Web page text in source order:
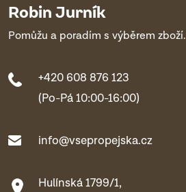
Robin Jurník
Pomůžu a poradím s výběrem zboží.
+420 608 876 123
(Po-Pá 10:00-16:00)
info@vsepropejska.cz
Hulínská 1799/1,